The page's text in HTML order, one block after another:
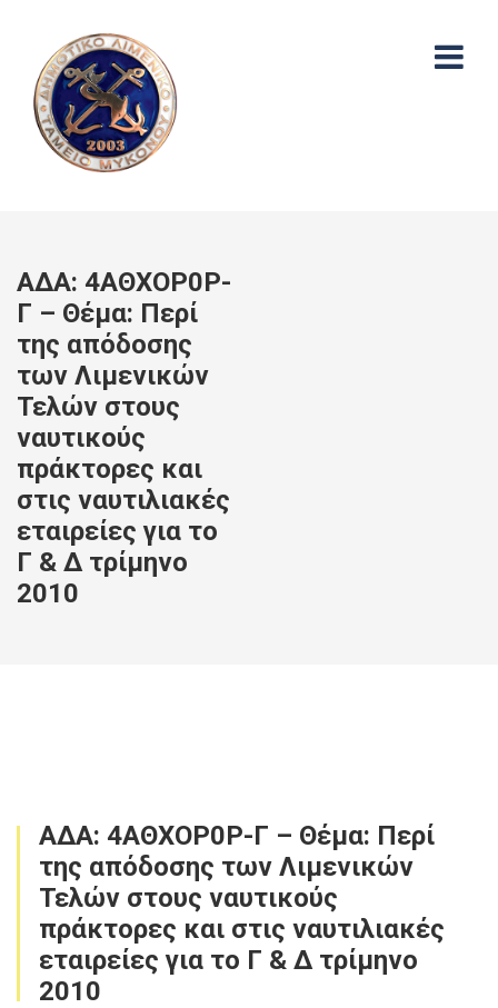
ΑΔΑ: 4ΑΘΧΟΡ0Ρ-
Γ – Θέμα: Περί
της απόδοσης
των Λιμενικών
Τελών στους
ναυτικούς
πράκτορες και
στις ναυτιλιακές
εταιρείες για το
Γ & Δ τρίμηνο
2010
ΑΔΑ: 4ΑΘΧΟΡ0Ρ-Γ – Θέμα: Περί
της απόδοσης των Λιμενικών
Τελών στους ναυτικούς
πράκτορες και στις ναυτιλιακές
εταιρείες για το Γ & Δ τρίμηνο
2010